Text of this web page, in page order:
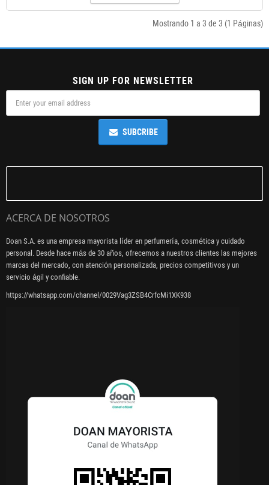
Mostrando 1 a 3 de 3 (1 Páginas)
SIGN UP FOR NEWSLETTER
SUBCRIBE
ACERCA DE NOSOTROS
Doan S.A. es una empresa mayorista líder en perfumería, cosmética y cuidado
personal. Desde hace más de 30 años, ofrecemos a nuestros clientes las mejores
marcas del mercado, con atención personalizada, precios competitivos y un
servicio ágil y confiable.
https://whatsapp.com/channel/0029Vag3ZSB4CrfcMi1XK938